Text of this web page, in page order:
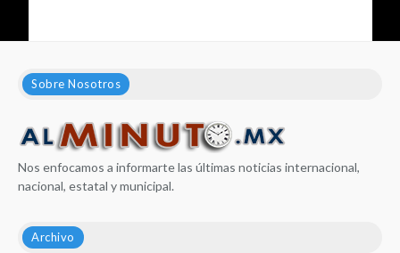
Sobre Nosotros
Nos enfocamos a informarte las últimas noticias internacional,
nacional, estatal y municipal.
Archivo